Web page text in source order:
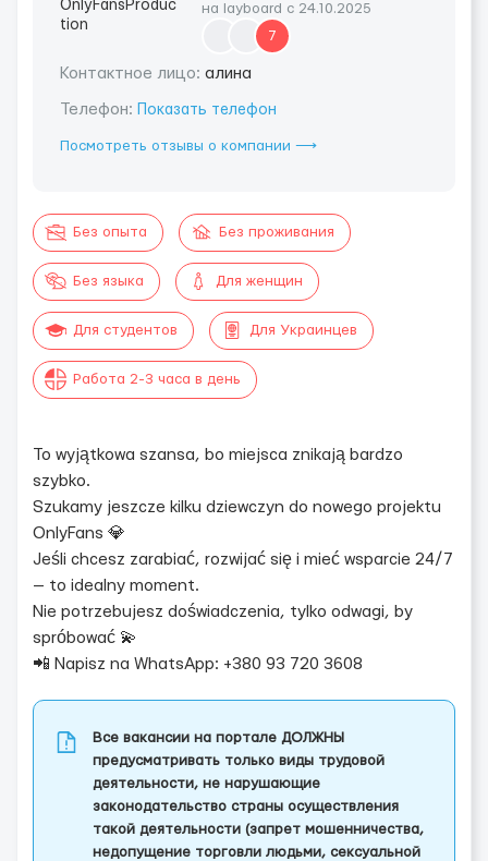
на layboard с 24.10.2025
7
Контактное лицо: алина
Телефон: Показать телефон
Посмотреть отзывы о компании ⟶
Без опыта Без проживания
Без языка Для женщин
Для студентов Для Украинцев
Работа 2-3 часа в день
To wyjątkowa szansa, bo miejsca znikają bardzo
szybko.
Szukamy jeszcze kilku dziewczyn do nowego projektu
OnlyFans 💎
Jeśli chcesz zarabiać, rozwijać się i mieć wsparcie 24/7
— to idealny moment.
Nie potrzebujesz doświadczenia, tylko odwagi, by
spróbować 💫
📲 Napisz na WhatsApp: +380 93 720 3608
Все вакансии на портале ДОЛЖНЫ
предусматривать только виды трудовой
деятельности, не нарушающие
законодательство страны осуществления
такой деятельности (запрет мошенничества,
недопущение торговли людьми, сексуальной